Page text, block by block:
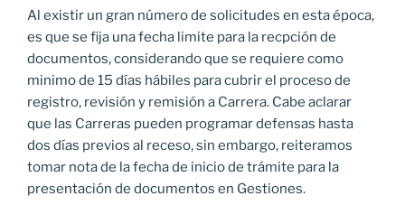
Al existir un gran número de solicitudes en esta época,
es que se fija una fecha limite para la recpción de
documentos, considerando que se requiere como
minimo de 15 días hábiles para cubrir el proceso de
registro, revisión y remisión a Carrera. Cabe aclarar
que las Carreras pueden programar defensas hasta
dos días previos al receso, sin embargo, reiteramos
tomar nota de la fecha de inicio de trámite para la
presentación de documentos en Gestiones.